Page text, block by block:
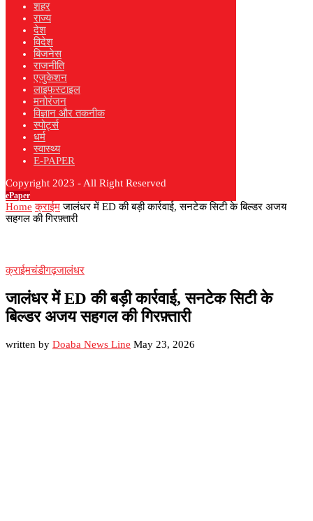
शहर
राज्य
देश
विदेश
बिजनेस
राजनीति
एजुकेशन
लाइफस्टाइल
मनोरंजन
विज्ञान और तकनीक
स्पोर्ट्स
धर्म
स्वास्थ्य
E-PAPER
Copyright 2023 - All Right Reserved
ePaper
Home क्राईम जालंधर में ED की बड़ी कार्रवाई, सनटेक सिटी के बिल्डर अजय
सहगल की गिरफ़्तारी
क्राईमचंडीगढ़जालंधर
जालंधर में ED की बड़ी कार्रवाई, सनटेक सिटी के
बिल्डर अजय सहगल की गिरफ़्तारी
written by Doaba News Line May 23, 2026